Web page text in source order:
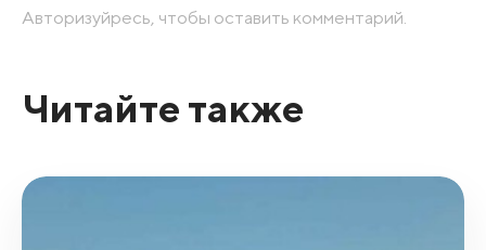
Авторизуйресь, чтобы оставить комментарий.
Читайте также